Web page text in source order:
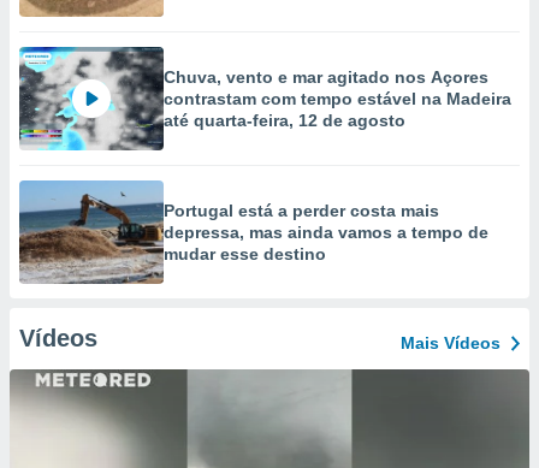
Chuva, vento e mar agitado nos Açores
contrastam com tempo estável na Madeira
até quarta-feira, 12 de agosto
Portugal está a perder costa mais
depressa, mas ainda vamos a tempo de
mudar esse destino
Vídeos Mais Vídeos